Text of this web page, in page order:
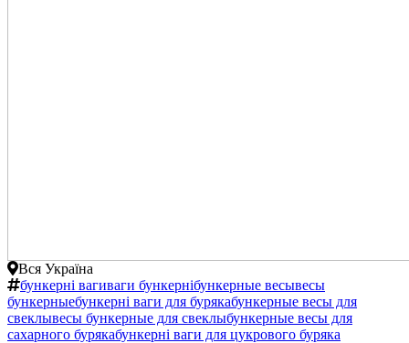
Вся Україна
бункерні вагиваги бункернібункерные весывесы
бункерныебункерні ваги для бурякабункерные весы для
свеклывесы бункерные для свеклыбункерные весы для
сахарного бурякабункерні ваги для цукрового буряка